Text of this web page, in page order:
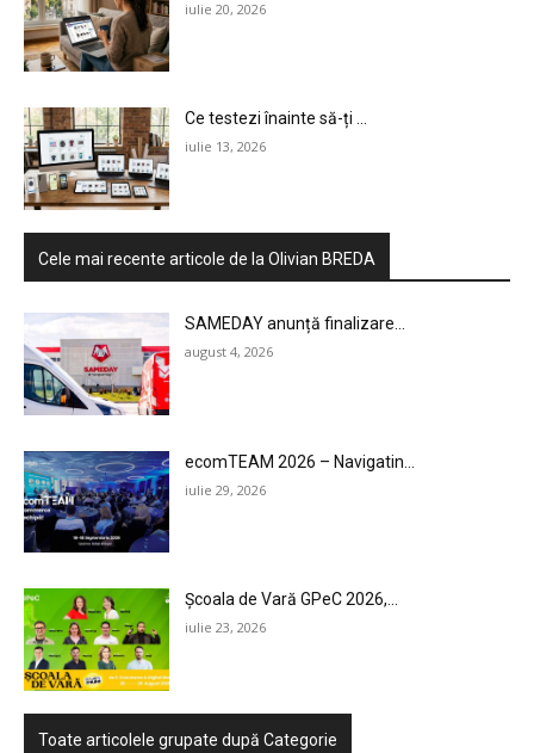
HOMEPAGE
EVENIMENTE
MARKETING
LEGAL & DP
STUDIES
CONTACT
iulie 20, 2026
Ce testezi înainte să-ți ...
iulie 13, 2026
Cele mai recente articole de la Olivian BREDA
SAMEDAY anunță finalizare...
august 4, 2026
ecomTEAM 2026 – Navigatin...
iulie 29, 2026
Școala de Vară GPeC 2026,...
iulie 23, 2026
Toate articolele grupate după Categorie